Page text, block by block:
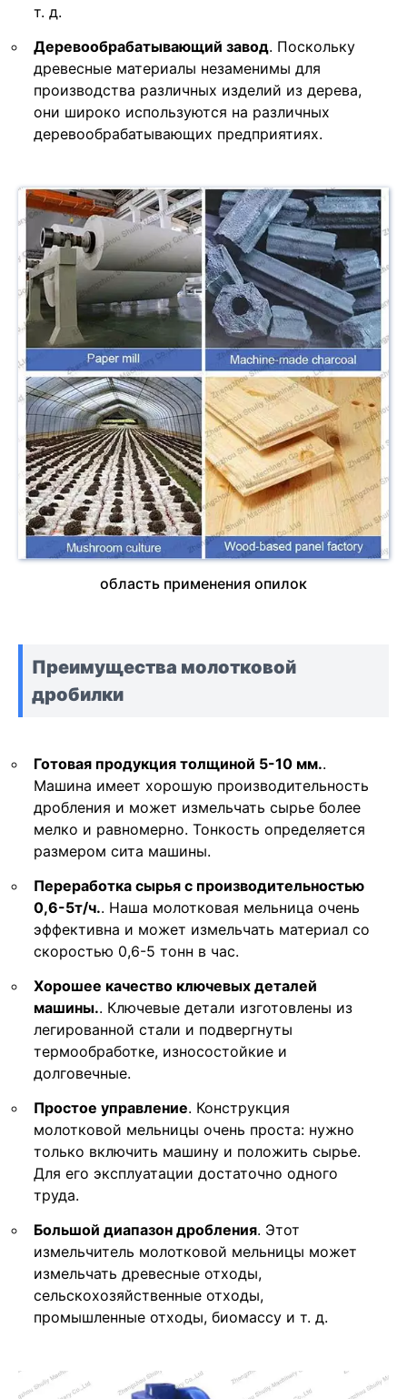
т. д.
Деревообрабатывающий завод. Поскольку
древесные материалы незаменимы для
производства различных изделий из дерева,
они широко используются на различных
деревообрабатывающих предприятиях.
область применения опилок
Преимущества молотковой
дробилки
Готовая продукция толщиной 5-10 мм..
Машина имеет хорошую производительность
дробления и может измельчать сырье более
мелко и равномерно. Тонкость определяется
размером сита машины.
Переработка сырья с производительностью
0,6-5т/ч.. Наша молотковая мельница очень
эффективна и может измельчать материал со
скоростью 0,6-5 тонн в час.
Хорошее качество ключевых деталей
машины.. Ключевые детали изготовлены из
легированной стали и подвергнуты
термообработке, износостойкие и
долговечные.
Простое управление. Конструкция
молотковой мельницы очень проста: нужно
только включить машину и положить сырье.
Для его эксплуатации достаточно одного
труда.
Большой диапазон дробления. Этот
измельчитель молотковой мельницы может
измельчать древесные отходы,
сельскохозяйственные отходы,
промышленные отходы, биомассу и т. д.